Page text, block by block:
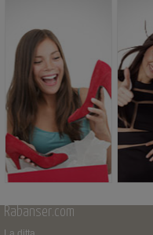
Rabanser.com